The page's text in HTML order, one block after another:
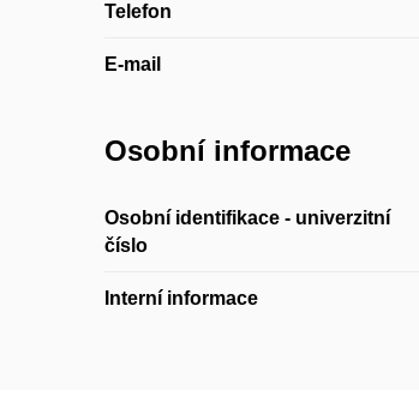
Telefon
E-mail
Osobní informace
Osobní identifikace - univerzitní
číslo
Interní informace